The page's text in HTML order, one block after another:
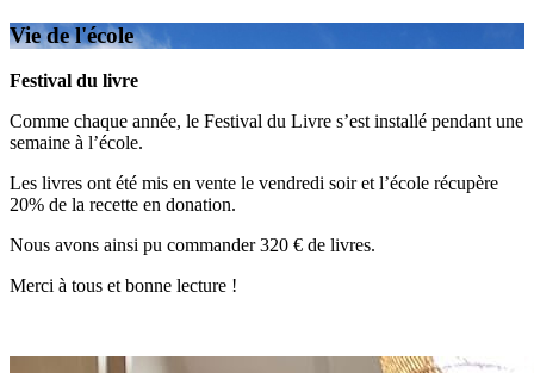
Vie de l'école
Festival du livre
Comme chaque année, le Festival du Livre s’est installé pendant une
semaine à l’école.
Les livres ont été mis en vente le vendredi soir et l’école récupère
20% de la recette en donation.
Nous avons ainsi pu commander 320 € de livres.
Merci à tous et bonne lecture !